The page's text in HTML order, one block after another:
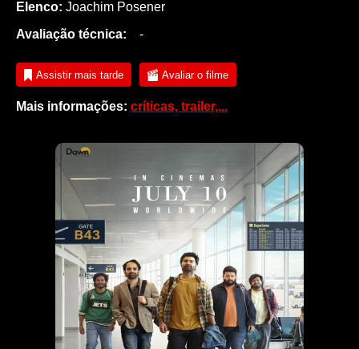
Elenco: Joachim Posener
Avaliação técnica:
-
Assistir mais tarde Avaliar o filme
Mais informações: críticas, trailer,...